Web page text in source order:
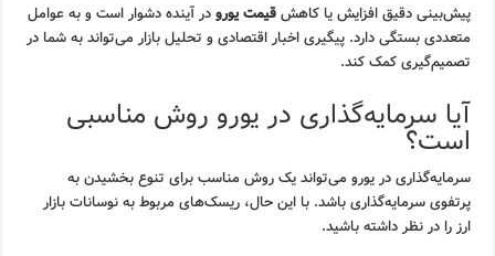
پیش‌بینی دقیق افزایش یا کاهشقیمت یورودر آینده دشوار است و به عوامل
متعددی بستگی دارد. پیگیری اخبار اقتصادی و تحلیل بازار می‌تواند به شما در
تصمیم‌گیری کمک کند.
آیا سرمایه‌گذاری در یورو روش مناسبی
است؟
سرمایه‌گذاری در یورو می‌تواند یک روش مناسب برای تنوع بخشیدن به
پرتفوی سرمایه‌گذاری باشد. با این حال، ریسک‌های مربوط به نوسانات بازار
ارز را در نظر داشته باشید.